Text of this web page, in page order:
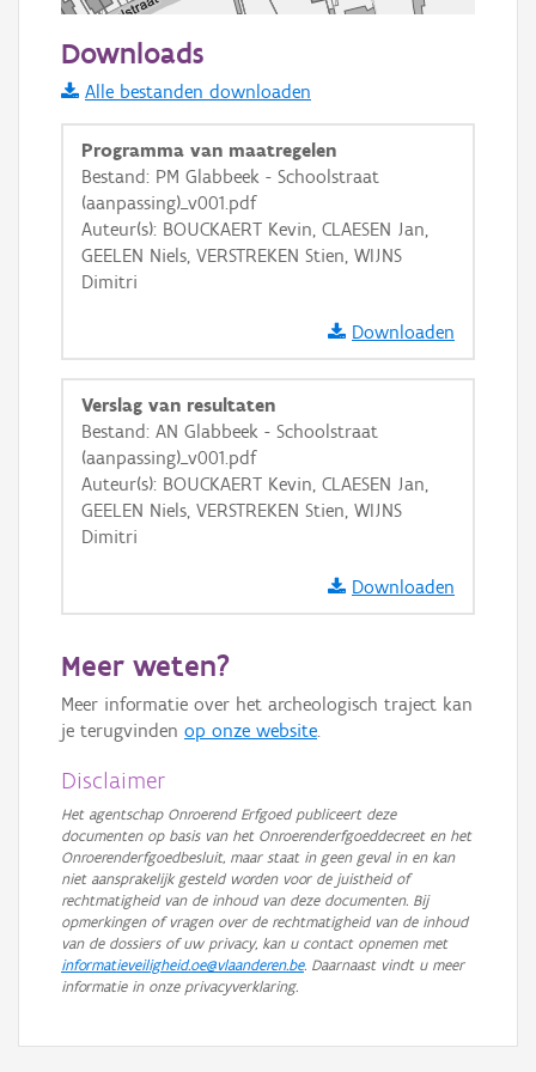
Informatie Vlaanderen
i
+ −
Basis Lagen
OSM-Basiskaart
Ortho
GRB-Basiskaart
Downloads
Alle bestanden downloaden
Programma van maatregelen
Bestand: PM Glabbeek - Schoolstraat
(aanpassing)_v001.pdf
Auteur(s): BOUCKAERT Kevin, CLAESEN Jan,
GEELEN Niels, VERSTREKEN Stien, WIJNS
Dimitri
Downloaden
Verslag van resultaten
Bestand: AN Glabbeek - Schoolstraat
(aanpassing)_v001.pdf
Auteur(s): BOUCKAERT Kevin, CLAESEN Jan,
GEELEN Niels, VERSTREKEN Stien, WIJNS
Dimitri
Downloaden
Meer weten?
Meer informatie over het archeologisch traject kan
je terugvinden op onze website.
Disclaimer
Het agentschap Onroerend Erfgoed publiceert deze
documenten op basis van het Onroerenderfgoeddecreet en het
Onroerenderfgoedbesluit, maar staat in geen geval in en kan
niet aansprakelijk gesteld worden voor de juistheid of
rechtmatigheid van de inhoud van deze documenten. Bij
opmerkingen of vragen over de rechtmatigheid van de inhoud
van de dossiers of uw privacy, kan u contact opnemen met
informatieveiligheid.oe@vlaanderen.be. Daarnaast vindt u meer
informatie in onze privacyverklaring.